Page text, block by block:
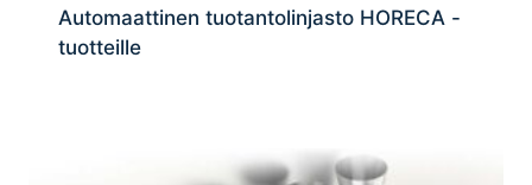
Automaattinen tuotantolinjasto HORECA -
tuotteille